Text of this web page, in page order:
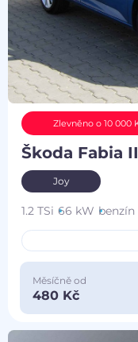
Zlevněno o 10 000
Škoda Fabia
Joy
1.2 TSi 66 kW benzín
Měsíčně od
480 Kč